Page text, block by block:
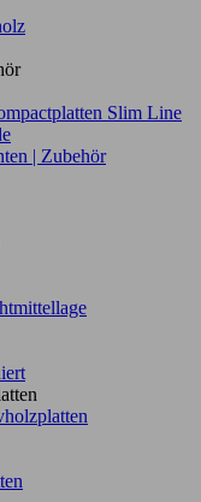
Slim Line
| Zubehör